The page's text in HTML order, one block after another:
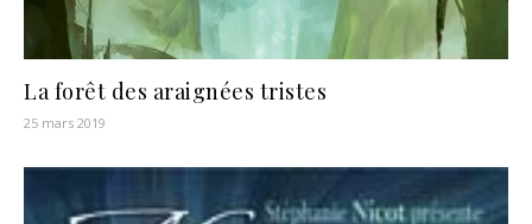
La forêt des araignées tristes
25 mars 2019